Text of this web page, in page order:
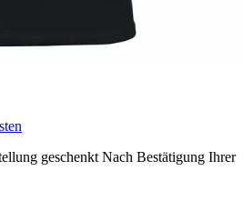
geschenkt Nach Bestätigung Ihrer